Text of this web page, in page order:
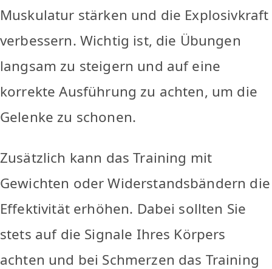
Muskulatur stärken und die Explosivkraft
verbessern. Wichtig ist, die Übungen
langsam zu steigern und auf eine
korrekte Ausführung zu achten, um die
Gelenke zu schonen.
Zusätzlich kann das Training mit
Gewichten oder Widerstandsbändern die
Effektivität erhöhen. Dabei sollten Sie
stets auf die Signale Ihres Körpers
achten und bei Schmerzen das Training